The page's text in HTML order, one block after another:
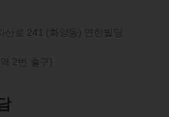
로 241 (화양동) 연한빌딩
2번 출구)